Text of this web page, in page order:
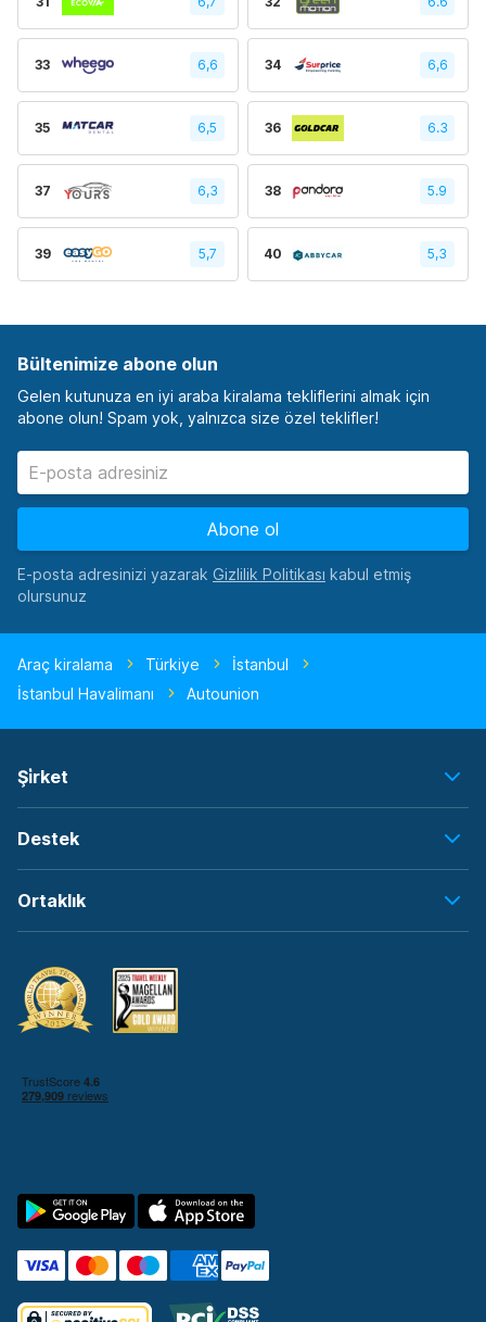
33 6,6 34 6,6
35 6,5 36 6.3
37 6,3 38 5.9
39 5,7 40 5,3
Bültenimize abone olun
Gelen kutunuza en iyi araba kiralama tekliflerini almak için
abone olun! Spam yok, yalnızca size özel teklifler!
Abone ol
E-posta adresinizi yazarak
kabul etmiş
olursunuz
Araç kiralama Türkiye
İstanbul
İstanbul Havalimanı
Autounion
Şi̇rket
Destek
Ortaklık